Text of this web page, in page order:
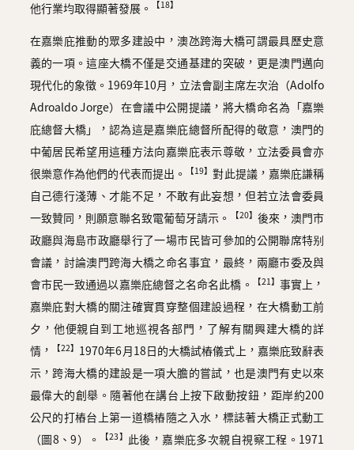
他行業均取得顯著發展。
【18】
在嘉樂庇推動的眾多建設中，澳氹跨海大橋可謂最具歷史意
義的一項。這座大橋不僅是交通基建的突破，更是澳門邁向
現代化的象徵。1969年10月，立法會副主席左次治（Adolfo
Adroaldo Jorge）在會議中公開提議，將大橋命名為「嘉樂
庇總督大橋」，認為這是嘉樂庇總督所配得的敬意，澳門的
中葡居民希望用這種方法向嘉樂庇表示尊敬，立法委員會亦
很樂意作為他們的代表而提出。
【19】對此提議，嘉樂庇謙稱
自己德行淺薄、才能不足，不敢有此妄想，但若立法會委員
一致贊同，則願意聯名致電葡萄牙請示。
【20】 後來，澳門巿
政廳與海島巿政廳舉行了一場巿民皆可參加的公開聯席特别
會議，討論澳門跨海大橋之命名事宜，最終，兩廳市委及與
會市民一致通過以嘉樂庇總督之名命名此橋。
【21】 事實上，
嘉樂庇對大橋的關注確實貫穿整個建設過程，在大橋動工前
夕，他便親自到工地巡視各部門，了解有關興建大橋的詳
情，
【22】 1970年6月18日的大橋試樁儀式上，嘉樂庇致辭表
示，跨海大橋的建設是一項大膽的嘗試，也是澳門有史以來
最偉大的創舉。隨著他在講台上按下啟動按鈕，距岸約200
公尺的打樁台上第一道橋樁隨之入水，標誌著大橋正式動工
（圖8、9）。
【23】
此後，嘉樂庇多次親自視察工程。1971